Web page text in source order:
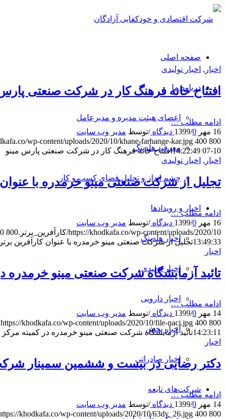
صفحه اصلی
درباره ما
اعضای هیئت مدیره و مدیرعامل
معرفی هلدینگ
چشم انداز و تحلیل فضای کسب و کار
اخبار و رویدادها
اخبار هلدینگ
اخبار تولیدی
اخبار دارویی
اخبار پخش
اخبار صادراتی
شرکت‌های تابعه
اخبار , اخبار تولیدی
افتتاح خانه فرهنگ کار در شرکت صنعتی
ادامه مطلب …
16 مهر 1399
/0 دیدگاه /توسط مدیر وب سایت
wp-content/uploads/2020/10/khane-farhange-kar.jpg 400 800
10-07 14:22:49
افتتاح خانه فرهنگ کار در شرکت صنعتی پارس مینو
اخبار , اخبار تولیدی
تجلیل از شرکت صنعتی مینو خرمدره با عنوان
ادامه مطلب …
16 مهر 1399
/0 دیدگاه /توسط مدیر وب سایت
https://khodkafa.co/wp-content/uploads/2020/10/کارآفرین_برتر.jpg
800
13:49:33تجلیل از شرکت صنعتی مینو خرمدره با عنوان کارآفرین
اخبار
تائيد آزمايشگاه شرکت صنعتی مينو خرمدره
ادامه مطلب …
14 مهر 1399
/0 دیدگاه /توسط مدیر وب سایت
https://khodkafa.co/wp-content/uploads/2020/10/file-naci.jpg 400 800
14:23:11تائيد آزمايشگاه شرکت صنعتی مينو خرمدره در كميته مركز
اخبار
دکتر رضایی در بیست و ششمین سمینار
ادامه مطلب …
14 مهر 1399
/0 دیدگاه /توسط مدیر وب سایت
khodkafa.co/wp-content/uploads/2020/10/63dy_26.jpg 400 800